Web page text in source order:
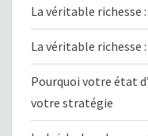
La véritable richesse
La véritable richesse
Pourquoi votre état
votre stratégie